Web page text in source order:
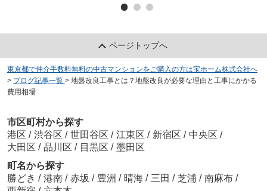
ページトップへ
東京都で仲介手数料無料の中古マンションをご購入の方は宝ホーム株式会社へ
> ブログ記事一覧 > 地盤改良工事とは？地盤改良が必要な理由と工事にかかる
費用相場
市区町村から探す
港区 / 渋谷区 / 世田谷区 / 江東区 / 新宿区 / 中央区 /
大田区 / 品川区 / 目黒区 / 墨田区
町名から探す
勝どき / 港南 / 赤坂 / 豊洲 / 晴海 / 三田 / 芝浦 / 南麻布 /